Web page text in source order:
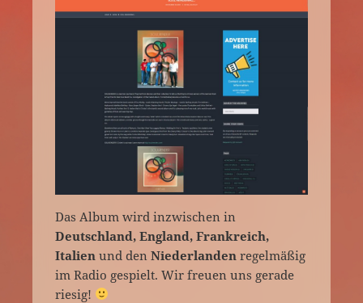
Das Album wird inzwischen in
Deutschland, England, Frankreich,
Italien und denNiederlandenregelmäßig
im Radio gespielt. Wir freuen uns gerade
riesig!